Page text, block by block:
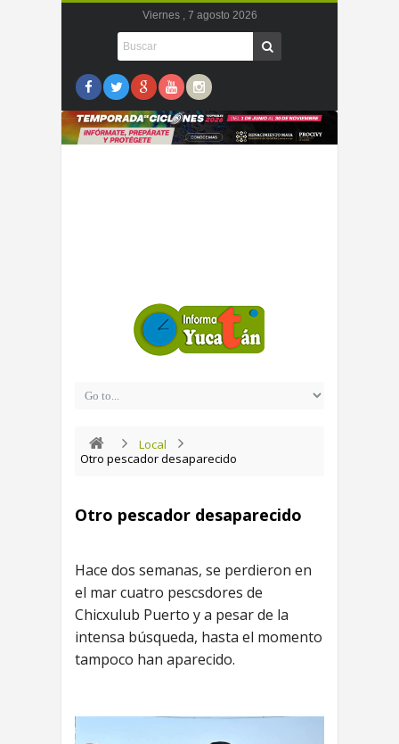
Viernes , 7 agosto 2026
Local
Otro pescador desaparecido
Otro pescador desaparecido
Hace dos semanas, se perdieron en
el mar cuatro pescsdores de
Chicxulub Puerto y a pesar de la
intensa búsqueda, hasta el momento
tampoco han aparecido.